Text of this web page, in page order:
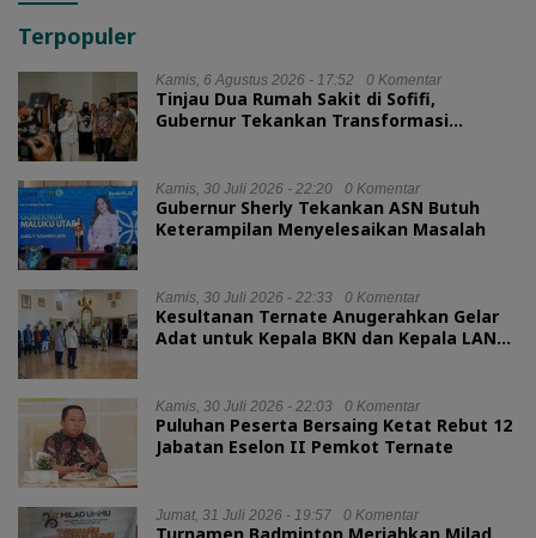
Terpopuler
Kamis, 6 Agustus 2026 - 17:52 0 Komentar
Tinjau Dua Rumah Sakit di Sofifi,
Gubernur Tekankan Transformasi
Kamis, 30 Juli 2026 - 22:20 0 Komentar
Gubernur Sherly Tekankan ASN Butuh
Keterampilan Menyelesaikan Masalah
Kamis, 30 Juli 2026 - 22:33 0 Komentar
Kesultanan Ternate Anugerahkan Gelar
Adat untuk Kepala BKN dan Kepala LAN
Kamis, 30 Juli 2026 - 22:03 0 Komentar
Puluhan Peserta Bersaing Ketat Rebut 12
Jabatan Eselon II Pemkot Ternate
Jumat, 31 Juli 2026 - 19:57 0 Komentar